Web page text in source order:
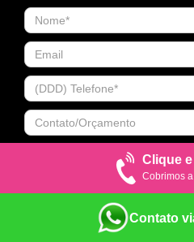
Clique
Cobrimos
Contato